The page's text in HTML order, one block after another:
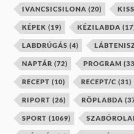
IVANCSICSILONA (20)
KÉPEK (19) KÉZILABDA
LABDRÚGÁS (4)
NAPTÁR (72) PROGRAM
RECEPT (10) RECEPT/C (31)
RIPORT (26) RÖPLABDA
SPORT (1069)